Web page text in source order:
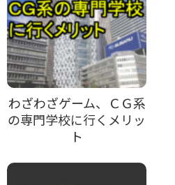
わざわざゲーム、ＣＧ系
の専門学校に行くメリッ
ト